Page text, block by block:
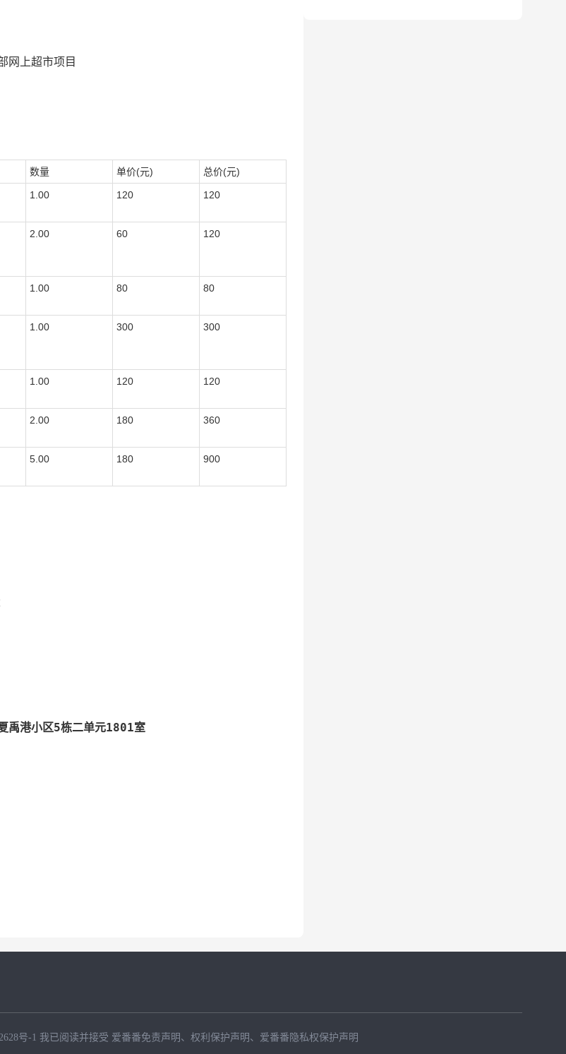
网上超市项目
数量 单价(元) 总价(元)
1.00 120 120
2.00 60 120
1.00 80 80
1.00 300 300
1.00 120 120
2.00 180 360
5.00 180 900
禹港小区5栋二单元1801室
号-1 我已阅读并接受 爱番番免责声明 、 权利保护声明 、 爱番番隐私权保护声明